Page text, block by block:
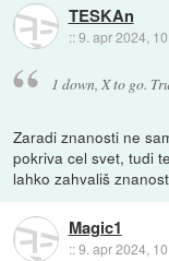
TESKAn
::9. apr 2024,
1 down, X to go.
Zaradi znanosti ne
pokriva cel svet, tudi
lahko zahvališ
Magic1
::9. apr 2024,